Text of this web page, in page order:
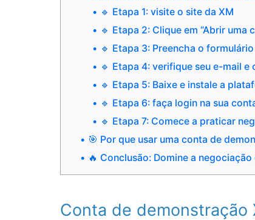
🔹 Etapa 1: visite o site da XM
🔹 Etapa 2: Clique em “Abrir uma
🔹 Etapa 3: Preencha o
🔹 Etapa 4: verifique seu e-mail
🔹 Etapa 5: Baixe e instale a
🔹 Etapa 6: faça login na sua
🔹 Etapa 7: Comece a praticar
🎯 Por que usar uma conta de
🔥 Conclusão: Domine a
Conta de demonstração